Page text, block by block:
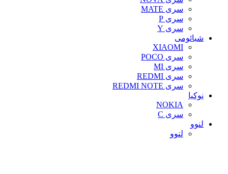
سری MATE
سری P
سری Y
شیائومی
XIAOMI
سری POCO
سری MI
سری REDMI
سری REDMI NOTE
نوکیا
NOKIA
سری C
لنوو
لنوو